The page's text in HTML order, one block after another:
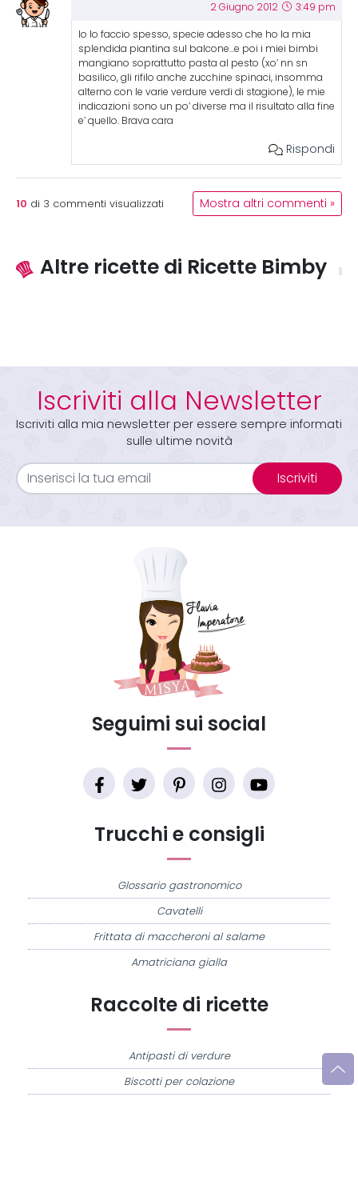
2 Giugno 2012 3:49 pm
Io lo faccio spesso, specie adesso che ho la mia
splendida piantina sul balcone…e poi i miei bimbi
mangiano soprattutto pasta al pesto (xo’ nn sn
basilico, gli rifilo anche zucchine spinaci, insomma
alterno con le varie verdure verdi di stagione), le mie
indicazioni sono un po’ diverse ma il risultato alla fine
e’ quello. Brava cara
Rispondi
10 di 3 commenti visualizzati Mostra altri commenti »
Altre ricette di Ricette Bimby
Iscriviti alla Newsletter
Iscriviti alla mia newsletter per essere sempre informati
sulle ultime novità
Iscriviti
Raccolte di ricette
Antipasti di verdure
Biscotti per colazione
Trucchi e consigli
Glossario gastronomico
Cavatelli
Frittata di maccheroni al salame
Amatriciana gialla
Seguimi sui social